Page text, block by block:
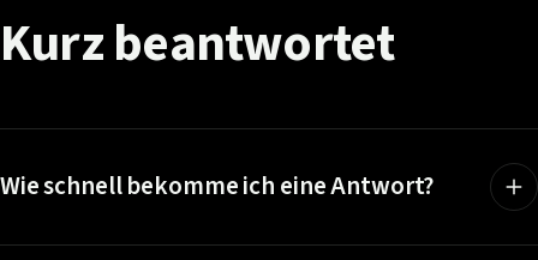
Kurzbeantwortet
Wie schnell bekomme ich eine Antwort?